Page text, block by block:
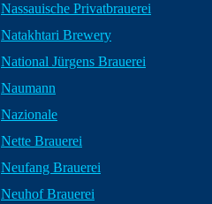
Nassauische Privatbrauerei
Natakhtari Brewery
National Jürgens Brauerei
Naumann
Nazionale
Nette Brauerei
Neufang Brauerei
Neuhof Brauerei